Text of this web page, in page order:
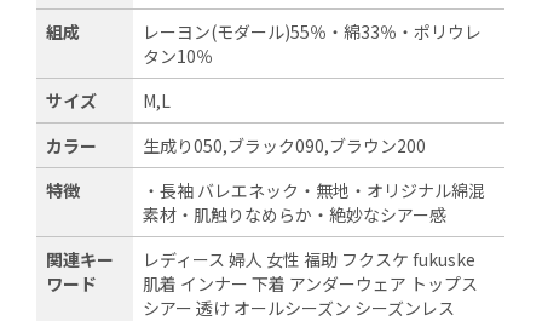
組成
レーヨン(モダール)55％・綿33％・ポリウレ
タン10％
サイズ
M,L
カラー
生成り050,ブラック090,ブラウン200
特徴
・長袖 バレエネック・無地・オリジナル綿混
素材・肌触りなめらか・絶妙なシアー感
関連キー
ワード
レディース 婦人 女性 福助 フクスケ fukuske
肌着 インナー 下着 アンダーウェア トップス
シアー 透け オールシーズン シーズンレス